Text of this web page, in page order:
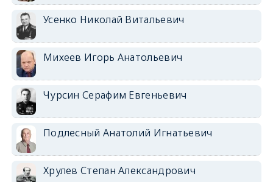
Усенко Николай Витальевич
Михеев Игорь Анатольевич
Чурсин Серафим Евгеньевич
Подлесный Анатолий Игнатьевич
Хрулев Степан Александрович